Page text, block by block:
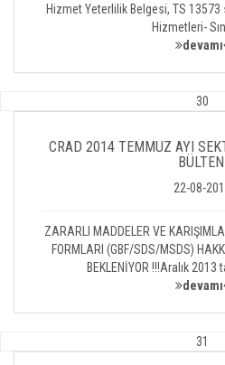
Hizmet Yeterlilik Belgesi, TS 13573
Hizmetleri-
devamı
30
CRAD 2014 TEMMUZ AYI
22-08-
ZARARLI MADDELER VE
FORMLARI (GBF/SDS/MSDS)
BEKLENİYOR !!!Aralık 2013
devamı
31